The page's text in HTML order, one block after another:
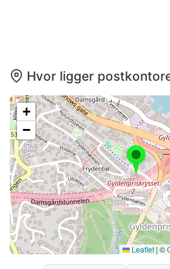
Hvor ligger
+
−
Leaflet | ©